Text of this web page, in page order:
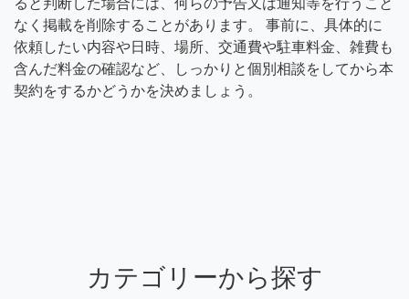
ると判断した場合には、何らの予告又は通知等を行うこと
なく掲載を削除することがあります。 事前に、具体的に
依頼したい内容や日時、場所、交通費や駐車料金、雑費も
含んだ料金の確認など、しっかりと個別相談をしてから本
契約をするかどうかを決めましょう。
カテゴリーから探す